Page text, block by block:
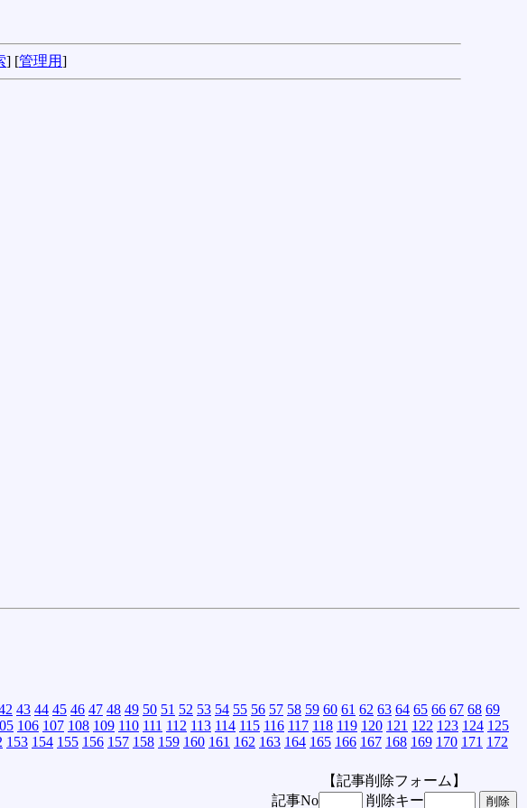
] [管理用]
43 44 45 46 47 48 49 50 51 52 53 54 55 56 57 58 59 60 61 62 63 64 65 66 67 68 69
106 107 108 109 110 111 112 113 114 115 116 117 118 119 120 121 122 123 124 125
153 154 155 156 157 158 159 160 161 162 163 164 165 166 167 168 169 170 171 172
【記事削除フォーム】
記事No
削除キー